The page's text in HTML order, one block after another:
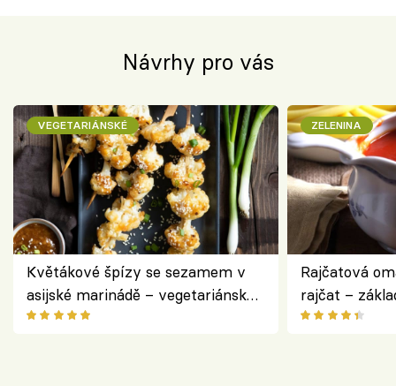
Návrhy pro vás
VEGETARIÁNSKÉ
Květákové špízy se sezamem v
asijské marinádě – vegetariánská
chuťovka z grilu
ZELENINA
Rajčatová
rajčat –